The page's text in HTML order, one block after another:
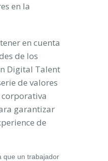
en la
en cuenta
de los
Digital Talent
de valores
garantizar
de
que un trabajador